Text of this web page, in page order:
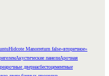
Hidcote Manorreturn false«вторичное»
Акустические панелиАрочная
арочные двериасбестоцементные